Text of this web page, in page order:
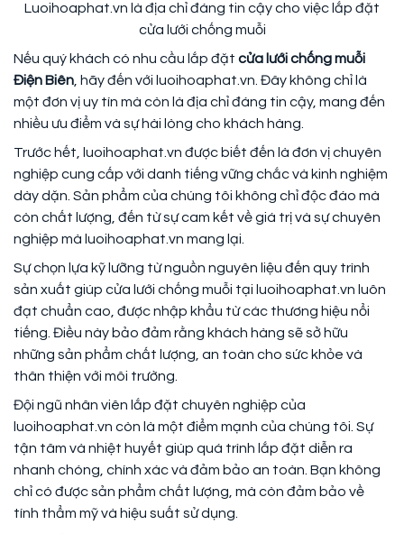
Luoihoaphat.vn là địa chỉ đáng tin cậy cho việc lắp đặt
cửa lưới chống muỗi
Nếu quý khách có nhu cầu lắp đặt cửa lưới chống muỗi
Điện Biên, hãy đến với luoihoaphat.vn. Đây không chỉ là
một đơn vị uy tín mà còn là địa chỉ đáng tin cậy, mang đến
nhiều ưu điểm và sự hài lòng cho khách hàng.
Trước hết, luoihoaphat.vn được biết đến là đơn vị chuyên
nghiệp cung cấp với danh tiếng vững chắc và kinh nghiệm
dày dặn. Sản phẩm của chúng tôi không chỉ độc đáo mà
còn chất lượng, đến từ sự cam kết về giá trị và sự chuyên
nghiệp mà luoihoaphat.vn mang lại.
Sự chọn lựa kỹ lưỡng từ nguồn nguyên liệu đến quy trình
sản xuất giúp cửa lưới chống muỗi tại luoihoaphat.vn luôn
đạt chuẩn cao, được nhập khẩu từ các thương hiệu nổi
tiếng. Điều này bảo đảm rằng khách hàng sẽ sở hữu
những sản phẩm chất lượng, an toàn cho sức khỏe và
thân thiện với môi trường.
Đội ngũ nhân viên lắp đặt chuyên nghiệp của
luoihoaphat.vn còn là một điểm mạnh của chúng tôi. Sự
tận tâm và nhiệt huyết giúp quá trình lắp đặt diễn ra
nhanh chóng, chính xác và đảm bảo an toàn. Bạn không
chỉ có được sản phẩm chất lượng, mà còn đảm bảo về
tính thẩm mỹ và hiệu suất sử dụng.